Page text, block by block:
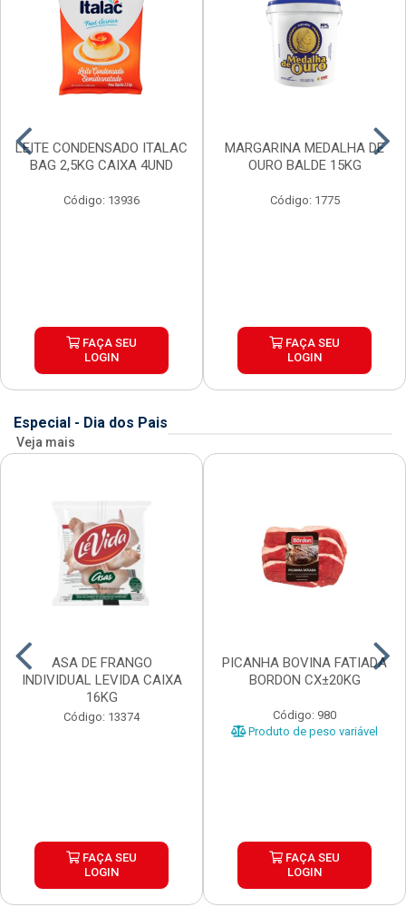
LEITE CONDENSADO ITALAC
BAG 2,5KG CAIXA 4UND
Código: 13936
FAÇA SEU
LOGIN
MARGARINA MEDALHA DE
OURO BALDE 15KG
Código: 1775
FAÇA SEU
LOGIN
Especial - Dia dos Pais
Veja mais
ASA DE FRANGO
INDIVIDUAL LEVIDA CAIXA
16KG
Código: 13374
FAÇA SEU
LOGIN
PICANHA BOVINA FATIADA
BORDON CX±20KG
Código: 980
Produto de peso variável
FAÇA SEU
LOGIN